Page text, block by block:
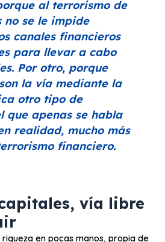
al terrorismo de
no se le impide
canales financieros
para llevar a cabo
Por otro, porque
la vía mediante la
otro tipo de
que apenas se habla
realidad, mucho más
financiero.
vía libre
en pocas manos, propia de